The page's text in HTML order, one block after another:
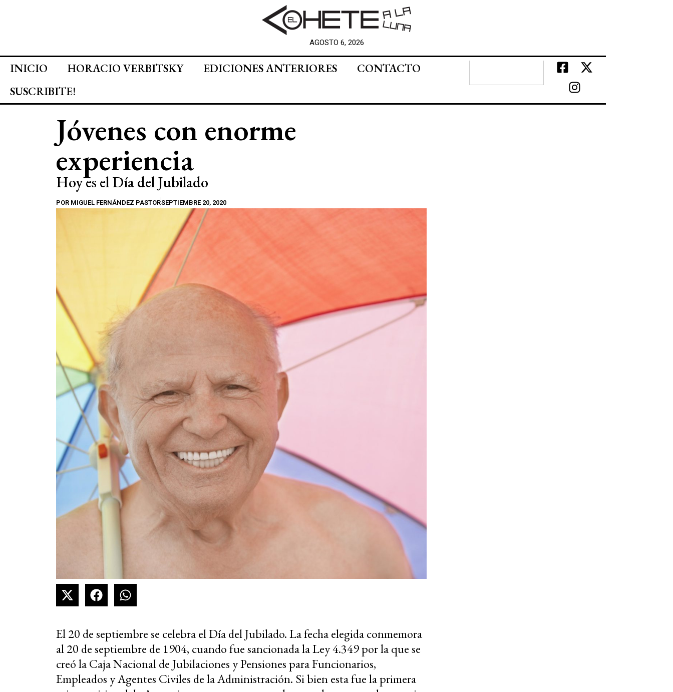
AGOSTO 6, 2026
INICIO HORACIO VERBITSKY EDICIONES ANTERIORES
CONTACTO
SUSCRIBITE!
Jóvenes con enorme
experiencia
Hoy es el Día del Jubilado
POR MIGUEL FERNÁNDEZ PASTORSEPTIEMBRE 20, 2020
El 20 de septiembre se celebra el Día del Jubilado. La fecha elegida conmemora
al 20 de septiembre de 1904, cuando fue sancionada la Ley 4.349 por la que se
creó la Caja Nacional de Jubilaciones y Pensiones para Funcionarios,
Empleados y Agentes Civiles de la Administración. Si bien esta fue la primera